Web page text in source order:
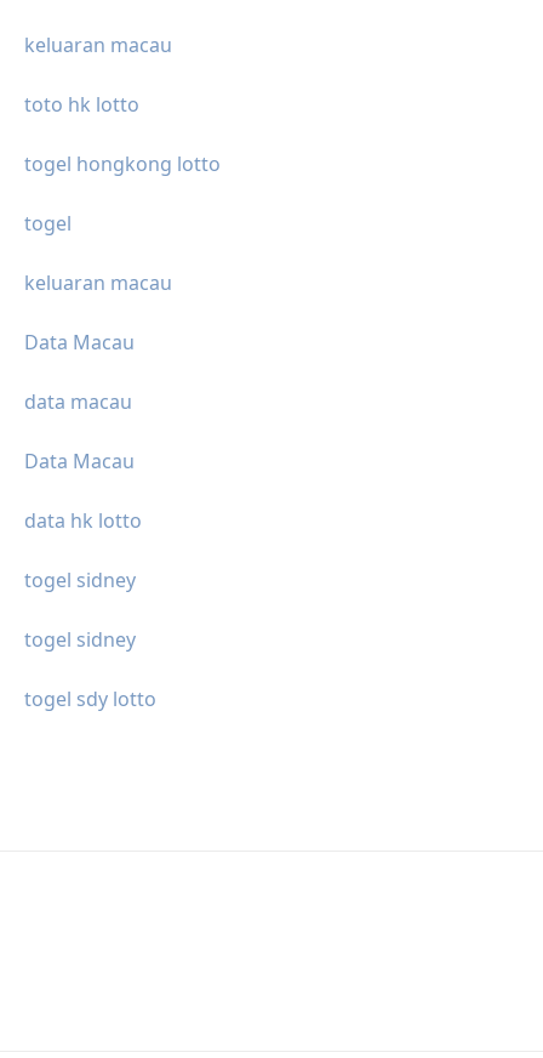
keluaran macau
toto hk lotto
togel hongkong lotto
togel
keluaran macau
Data Macau
data macau
Data Macau
data hk lotto
togel sidney
togel sidney
togel sdy lotto